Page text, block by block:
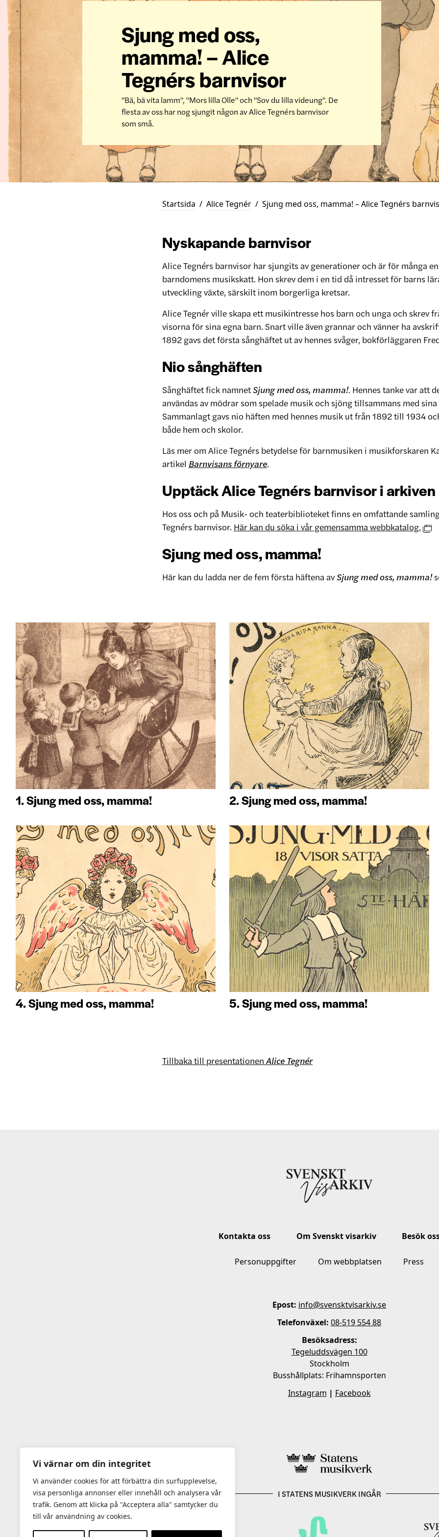
Vi värnar om din integritet
Vi använder cookies för att förbättra din surfupplevelse,
visa personliga annonser eller innehåll och analysera vår
trafik. Genom att klicka på "Acceptera alla" samtycker du
till vår användning av cookies.
Sjung med oss,
mamma! – Alice
Tegnérs barnvisor
"Bä, bä vita lamm", "Mors lilla Olle" och "Sov du lilla videung". De
flesta av oss har nog sjungit någon av Alice Tegnérs barnvisor
som små.
Startsida / Alice Tegnér / Sjung med oss, mamma! – Alice Tegnérs
Nyskapande barnvisor
Alice Tegnérs barnvisor har sjungits av generationer och är för många
barndomens musikskatt. Hon skrev dem i en tid då intresset för barns
utveckling växte, särskilt inom borgerliga kretsar.
Alice Tegnér ville skapa ett musikintresse hos barn och unga och skrev
visorna för sina egna barn. Snart ville även grannar och vänner ha
1892 gavs det första sånghäftet ut av hennes svåger, bokförläggaren
Nio sånghäften
Sånghäftet fick namnetSjung med oss, mamma!. Hennes tanke var att
användas av mödrar som spelade musik och sjöng tillsammans med
Sammanlagt gavs nio häften med hennes musik ut från 1892 till 1934
både hem och skolor.
Läs mer om Alice Tegnérs betydelse för barnmusiken i musikforskaren
artikel Barnvisans förnyare.
Upptäck Alice Tegnérs barnvisor i arkiven
Hos oss och på Musik- och teaterbiblioteket finns en omfattande
Tegnérs barnvisor. Här kan du söka i vår gemensamma webbkatalog.
Sjung med oss, mamma!
Här kan du ladda ner de fem första häftena avSjung med oss, mamma!
1. Sjung med oss, mamma! 2. Sjung med oss, mamma!
4. Sjung med oss, mamma! 5. Sjung med oss, mamma!
Tillbaka till presentationenAlice Tegnér
Kontakta oss Om Svenskt visarkiv Besök
Personuppgifter Om webbplatsen Press
Epost: info@svensktvisarkiv.se
Telefonväxel: 08-519 554 88
Besöksadress:
Tegeluddsvägen 100
Stockholm
Busshållplats: Frihamnsporten
Instagram | Facebook
I STATENS MUSIKVERK INGÅR